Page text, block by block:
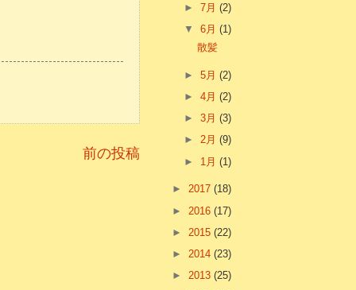
前の投稿
►7月(2)
▼6月(1)
散髪
►5月(2)
►4月(2)
►3月(3)
►2月(9)
► 1月(1)
► 2017 (18)
► 2016 (17)
► 2015 (22)
► 2014 (23)
► 2013 (25)